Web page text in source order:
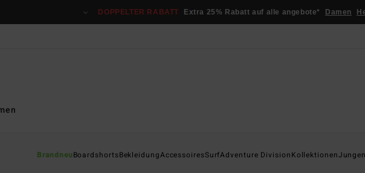
DOPPELTER RABATT Extra 25% Rabatt auf alle angebote* Damen
BrandneuBoardshortsBekleidungAccessoiresSurfAdventure DivisionKollektionenJungen